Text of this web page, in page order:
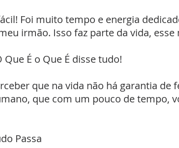
Foi muito tempo e energia
irmão. Isso faz parte da vida,
É o Que É disse tudo!
que na vida não há garantia de
que com um pouco de tempo,
Passa